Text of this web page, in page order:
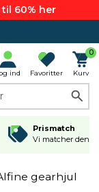
60% her
ind Favoritter
0
Kurv
Prismatch
Vi matcher den
gearhjul